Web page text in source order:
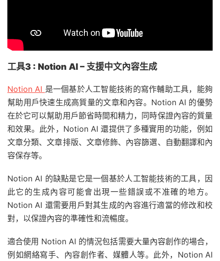
工具3 : Notion AI – 支援中文內容生成
Notion AI 是一個基於人工智能技術的寫作輔助工具，能夠
幫助用戶快速生成高質量的文章和內容。Notion AI 的優勢
在於它可以幫助用戶節省時間和精力，同時保證內容的質量
和效果。此外，Notion AI 還提供了多種實用的功能，例如
文章分類、文章排版、文章修飾、內容篩選、自動翻譯和內
容保存等。
Notion AI 的缺點是它是一個基於人工智能技術的工具，因
此它的生成內容可能會出現一些錯誤或不准確的地方。
Notion AI 還需要用戶對其生成的內容進行適當的修改和校
對，以保證內容的準確性和流暢度。
適合使用 Notion AI 的情況包括需要大量內容創作的場合，
例如網絡寫手、內容創作者、媒體人等。此外，Notion AI